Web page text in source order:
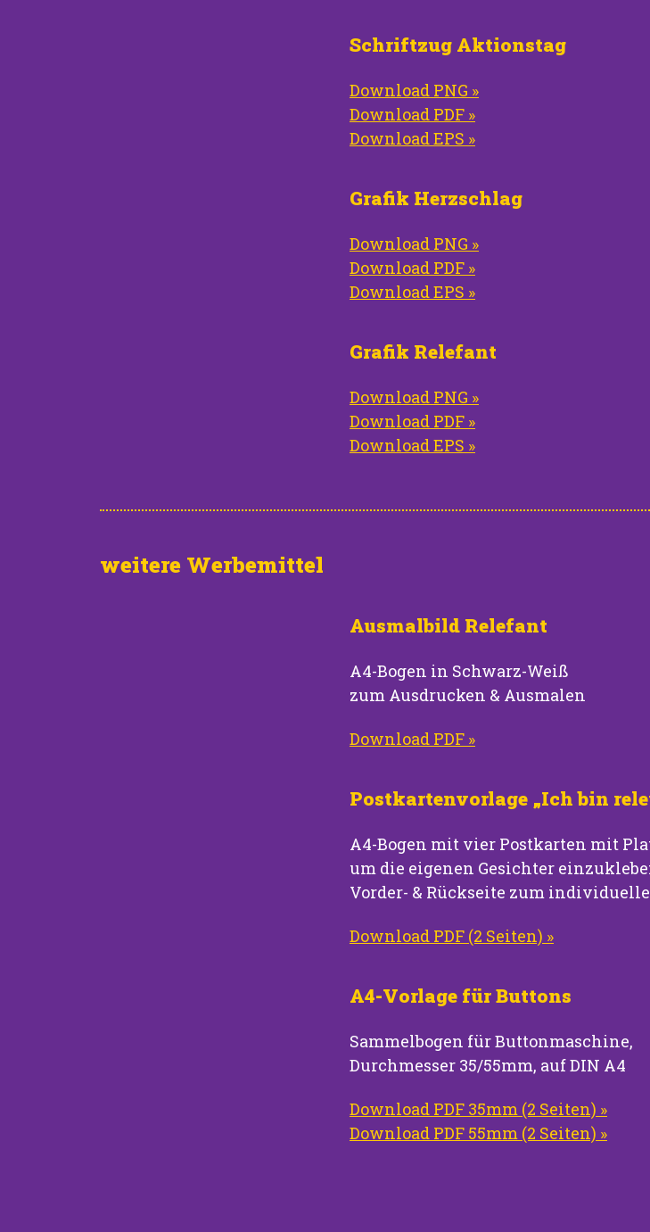
Schriftzug Aktionstag
Download PNG »
Download PDF »
Download EPS »
Grafik Herzschlag
Download PNG »
Download PDF »
Download EPS »
Grafik Relefant
Download PNG »
Download PDF »
Download EPS »
weitere Werbemittel
Ausmalbild Relefant
A4-Bogen in Schwarz-Weiß
zum Ausdrucken & Ausmalen
Download PDF »
Postkartenvorlage „Ich bin
A4-Bogen mit vier Postkarten mit
um die eigenen Gesichter
Vorder- & Rückseite zum
Download PDF (2 Seiten) »
A4-Vorlage für Buttons
Sammelbogen für Buttonmaschine,
Durchmesser 35/55mm, auf DIN A4
Download PDF 35mm (2 Seiten) »
Download PDF 55mm (2 Seiten) »